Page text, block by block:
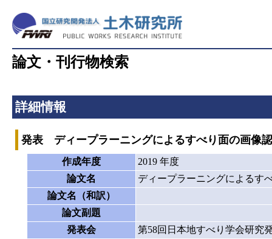
論文・刊行物検索
詳細情報
発表 ディープラーニングによるすべり面の画像
作成年度
2019 年度
論文名
ディープラーニングによるす
論文名（和訳）
論文副題
発表会
第58回日本地すべり学会研究